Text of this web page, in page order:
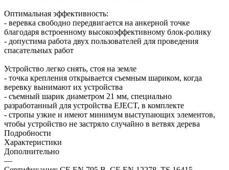
Оптимальная эффективность:
- веревка свободно передвигается на анкерной точке
благодаря встроенному высокоэффективному блок-ролику
- допустима работа двух пользователей для проведения
спасательных работ
Устройство легко снять, стоя на земле
- точка крепления открывается съемным шариком, когда
веревку вынимают их устройства
- съемный шарик диаметром 21 мм, специально
разработанный для устройства EJECT, в комплекте
- стропы узкие и имеют минимум выступающих элементов,
чтобы устройство не застряло случайно в ветвях дерева
Подробности
Характеристики
Дополнительно
—